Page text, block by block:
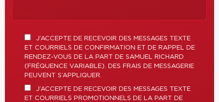
J’ACCEPTE DE RECEVOIR DES MESSAGES TEXTE
ET COURRIELS DE CONFIRMATION ET DE RAPPEL DE
RENDEZ-VOUS DE LA PART DE SAMUEL RICHARD
(FRÉQUENCE VARIABLE). DES FRAIS DE MESSAGERIE
PEUVENT S’APPLIQUER.
J’ACCEPTE DE RECEVOIR DES MESSAGES TEXTE
ET COURRIELS PROMOTIONNELS DE LA PART DE